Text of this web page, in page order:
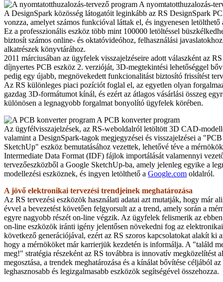
A nyomtatotthuzalozás-
A DesignSpark közösség látogatóit leginkább az RS DesignSpark
vonzza, amelyet számos funkcióval láttak el, és ingyenesen letölthető
Ez a professzionális eszköz több mint 100000 letöltéssel
biztosít számos online- és oktatóvideóhoz, felhasználási
alkatrészek könyv­tárához.
2011 márciusában az ügyfelek visszajelzéseire adott válaszként az
díjnyertes PCB eszköz 2. verzióját, 3D-megtekintési lehetőséggel
pedig egy újabb, megnövekedett funkcionalitást biztosító frissítést
Az RS különleges piaci pozíciót foglal el, az egyetlen olyan
gazdag 3D-formátumot kínál, és ezért az átlagos vásárlási összeg
különösen a legnagyobb forgalmat bonyolító ügyfelek körében.
A PCB konverter program
Az ügyfélvisszajelzések, az RS-weboldalról letöltött 3D CAD-
valamint a DesignSpark-tagok megjegyzései és visszajelzései a
SketchUp" eszköz bemutatásához vezettek, lehetővé téve a
Intermediate Data Format (IDF) fájlok importálását valamennyi
tervezőeszközből a Google SketchUp-ba, amely jelenleg egyike a
modellezési eszköznek, és ingyen letölthető a Google.com oldalról.
A jövő elektronikai tervezési trendjeinek meghatározása
Az RS tervezési eszközök használati adatai azt mutatják, hogy már
évvel a bevezetést követően felgyorsult az a trend, amely során a
egyre nagyobb részét on-line végzik. Az ügyfelek felismerik az
on-line eszközök iránti igény jelentősen növekedni fog az
következő generációjával, ezért az RS szoros kapcsolatokat alakít ki
hogy a mérnököket már karrierjük kezdetén is informálja. A "találd
meg!" stratégia részeként az RS továbbra is innovatív megközelítést
megosztása, a trendek meghatározása és a kínálat bővítése céljából
leghasznosabb és legizgalmasabb eszközök segítségével összehozza.